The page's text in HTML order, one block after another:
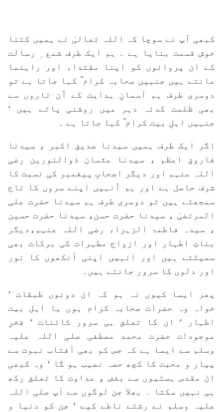
کبھی آپ نے سوچا کہ اللہ تعالیٰ نے ہمیں کتنا
خوش قسمت بنایا ہے ۔ ہم ایک طرف شمع ِ رسالت
کے ان پروانوں کو اپنا مقتداء اور راہنما
مانتے ہیں جنہیں صحابہ کرام ؓ کہا جاتا ہے تو
دوسری طرف ہم آسمانِ ہدایت کے اُن تاروں سے
بھی ظلمت کدئہ دہر میں روشنی پاتے ہیں ‘
جنہیں اہلِ بیت کرام ؓ کہا جاتا ہے ۔
اگر ایک طرف ہمیں سیدنا صدیق اکبر ، سیدنا
فاروق اعظم ، سیدنا عثمان ذوالنورین رضی
اللہ عنہم اور دیگر اصحابِ پیغمبر کی نسبت کا
شرف حاصل ہے اور ہم اُنہیں اپنے سروں کا تاج
سمجھتے ہیں تو دوسری طرف ہم سیدنا حضرت علی
المرتضیٰ ، سیدنا حضرت حسن، سیدنا حضرت حسین
، سیدہ فاطمۃ الزہراء رضی اللہ عنہم،دیگر
بناتِ اطہار اور ازواج مطہرات کی برکات بھی
سمیٹتے ہیں اور انہیں اپنی آنکھوں کا نور
اور دلوں کا سرور جانتے ہیں۔
پھر ایسا کیوں نہ ہو کہ ان دونوں طبقات ‘
خواہ وہ حضرات صحابہ کرام ہوں یا اہل بیت
اطہار ‘ ان کا تعلق ہی سرور کائنات ‘ فخرِ
موجودات حضرت محمد مصطفی صلی اللہ علیہ
وسلم سے ایسا ہے کہ جس کو بھی آفتاب نبوت سے
پیار و محبت کا کچھ حصہ نصیب ہو گا ‘ وہ کبھی
ان مقدس ہستیوں سے بغض و عداوت کا تعلق رکھ
ہی نہیں سکتا ۔ بھلا جن لوگوں سے آپ صلی اللہ
علیہ وسلم نے رشتے ناطے کیے ‘ جن کو دنیا و